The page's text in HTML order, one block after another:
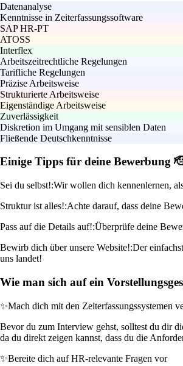
Datenanalyse
Kenntnisse in Zeiterfassungssoftware
SAP HR-PT
ATOSS
Interflex
Arbeitszeitrechtliche Regelungen
Tarifliche Regelungen
Präzise Arbeitsweise
Strukturierte Arbeitsweise
Eigenständige Arbeitsweise
Zuverlässigkeit
Diskretion im Umgang mit sensiblen Daten
Fließende Deutschkenntnisse
Einige Tipps für deine Bewerbung
Sei du selbst!:Wir wollen dich kennenlernen,
Struktur ist alles!:Achte darauf, dass deine
Pass auf die Details auf!:Überprüfe deine
Bewirb dich über unsere Website!:Der
uns landet!
Wie man sich auf ein
✨Mach dich mit den Zeiterfassungssystemen
Bevor du zum Interview gehst, solltest du dir
da du direkt zeigen kannst, dass du die
✨Bereite dich auf HR-relevante Fragen vor